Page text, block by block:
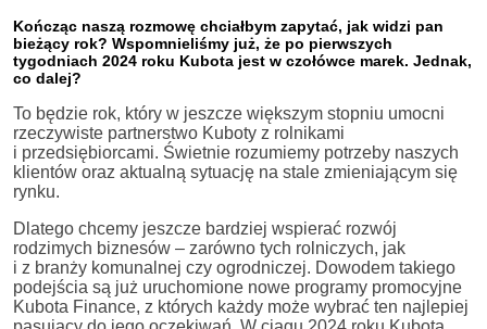
Kończąc naszą rozmowę chciałbym zapytać, jak widzi pan
bieżący rok? Wspomnieliśmy już, że po pierwszych
tygodniach 2024 roku Kubota jest w czołówce marek. Jednak,
co dalej?
To będzie rok, który w jeszcze większym stopniu umocni
rzeczywiste partnerstwo Kuboty z rolnikami
i przedsiębiorcami. Świetnie rozumiemy potrzeby naszych
klientów oraz aktualną sytuację na stale zmieniającym się
rynku.
Dlatego chcemy jeszcze bardziej wspierać rozwój
rodzimych biznesów – zarówno tych rolniczych, jak
i z branży komunalnej czy ogrodniczej. Dowodem takiego
podejścia są już uruchomione nowe programy promocyjne
Kubota Finance, z których każdy może wybrać ten najlepiej